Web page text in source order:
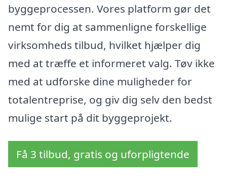
byggeprocessen. Vores platform gør det
nemt for dig at sammenligne forskellige
virksomheds tilbud, hvilket hjælper dig
med at træffe et informeret valg. Tøv ikke
med at udforske dine muligheder for
totalentreprise, og giv dig selv den bedst
mulige start på dit byggeprojekt.
Få 3 tilbud, gratis og uforpligtende